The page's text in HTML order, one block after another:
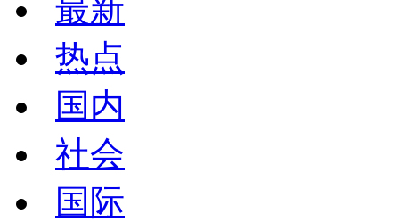
最新
热点
国内
社会
国际